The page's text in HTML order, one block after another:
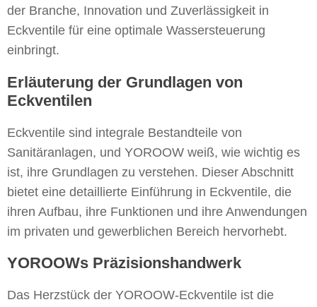
der Branche, Innovation und Zuverlässigkeit in
Eckventile für eine optimale Wassersteuerung
einbringt.
Erläuterung der Grundlagen von
Eckventilen
Eckventile sind integrale Bestandteile von
Sanitäranlagen, und YOROOW weiß, wie wichtig es
ist, ihre Grundlagen zu verstehen. Dieser Abschnitt
bietet eine detaillierte Einführung in Eckventile, die
ihren Aufbau, ihre Funktionen und ihre Anwendungen
im privaten und gewerblichen Bereich hervorhebt.
YOROOWs Präzisionshandwerk
Das Herzstück der YOROOW-Eckventile ist die